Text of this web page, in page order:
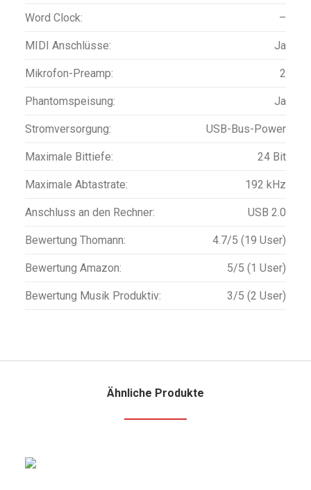
Word Clock: –
MIDI Anschlüsse: Ja
Mikrofon-Preamp: 2
Phantomspeisung: Ja
Stromversorgung: USB-Bus-Power
Maximale Bittiefe: 24 Bit
Maximale Abtastrate: 192 kHz
Anschluss an den Rechner: USB 2.0
Bewertung Thomann: 4.7/5 (19 User)
Bewertung Amazon: 5/5 (1 User)
Bewertung Musik Produktiv: 3/5 (2 User)
Ähnliche Produkte